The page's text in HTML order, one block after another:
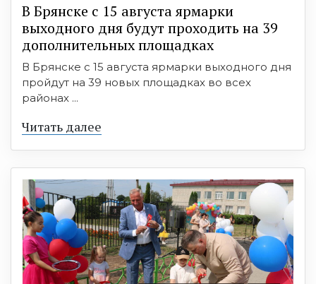
В Брянске с 15 августа ярмарки
выходного дня будут проходить на 39
дополнительных площадках
В Брянске с 15 августа ярмарки выходного дня
пройдут на 39 новых площадках во всех
районах ...
Читать далее